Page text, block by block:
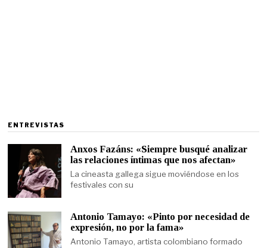
ENTREVISTAS
Anxos Fazáns: «Siempre busqué analizar
las relaciones íntimas que nos afectan»
La cineasta gallega sigue moviéndose en los
festivales con su
Antonio Tamayo: «Pinto por necesidad de
expresión, no por la fama»
Antonio Tamayo, artista colombiano formado